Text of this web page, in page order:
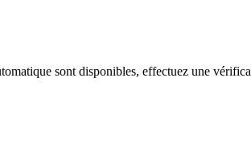
sont disponibles, effectuez une